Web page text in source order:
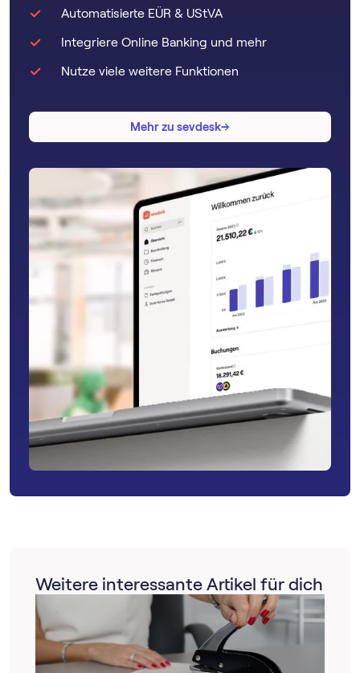
Automatisierte EÜR & UStVA
Integriere Online Banking und mehr
Nutze viele weitere Funktionen
Mehr zu sevdesk→
→
Weitere interessante Artikel für dich